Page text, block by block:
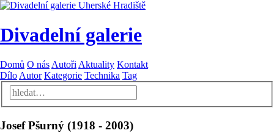
Divadelní galerie
Domů O nás Autoři Aktuality Kontakt
Dílo Autor Kategorie Technika Tag
Josef Pšurný (1918 - 2003)